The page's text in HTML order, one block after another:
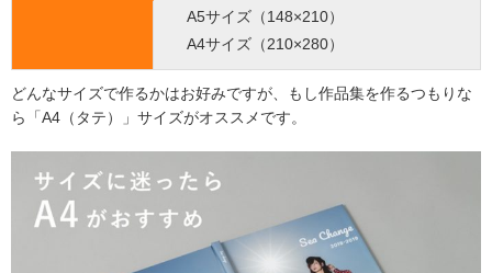
A5サイズ（148×210）
A4サイズ（210×280）
どんなサイズで作るかはお好みですが、もし作品集を作るつもりな
ら「A4（タテ）」サイズがオススメです。